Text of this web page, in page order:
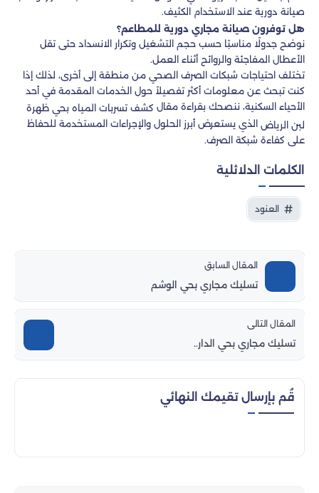
صيانة دورية عند الاستخدام الكثيف.
هل توفرون صيانة مجاري دورية للمطاعم؟
نوضح جدولًا مناسبًا حسب حجم التشغيل وتكرار الانسداد حتى تقل
الأعطال المفاجئة والروائح أثناء العمل.
تختلف احتياجات شبكات الصرف الصحي من منطقة إلى أخرى، لذلك إذا
كنت تبحث عن معلومات أكثر تفصيلاً حول الخدمات المقدمة في أحد
الأحياء السكنية، ننصحك بقراءة مقال كشف تسربات المياه بحي ظهرة
لبن الرياض الذي يستعرض أبرز الحلول والإجراءات المستخدمة للحفاظ
على كفاءة شبكة الصرف.
الكلمات الدلائلية
العنود
المقال السابق
تسليك مجاري بحي الوشم
المقال التالى
تسليك مجاري بحي الدار..
قُم بإرسال تقيمك النهائي